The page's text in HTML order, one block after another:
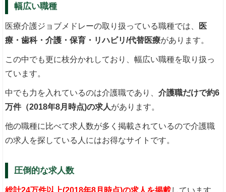
幅広い職種
医療介護ジョブメドレーの取り扱っている職種では、
医
療・歯科・介護・保育・リハビリ/代替医療があります。
この中でも更に枝分かれしており、幅広い職種を取り扱っ
ています。
中でも力を入れているのは介護職であり、介護職だけで約6
万件（2018年8月時点)の求人があります。
他の職種に比べて求人数が多く掲載されているので介護職
の求人を探している人にはお得なサイトです。
圧倒的な求人数
総計24万件以上(2018年8月時点)の求人を掲載しています。